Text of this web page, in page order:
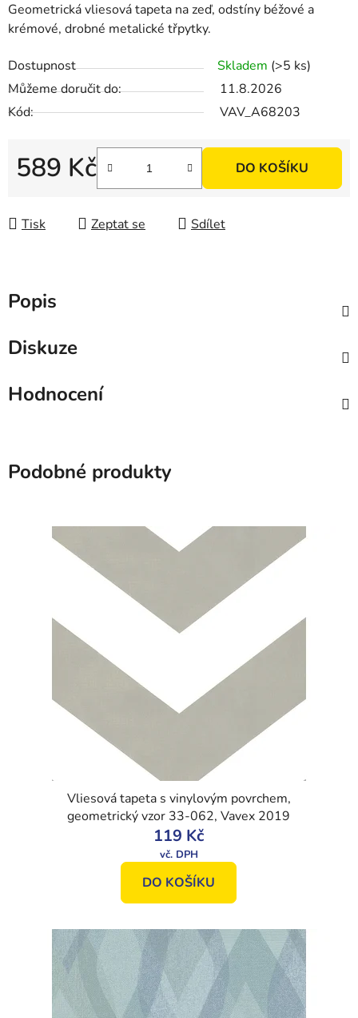
Geometrická vliesová tapeta na zeď, odstíny béžové a
krémové, drobné metalické třpytky.
Dostupnost Skladem (>5 ks)
Můžeme doručit do:
11.8.2026
Kód:
VAV_A68203
589 Kč DO KOŠÍKU
Tisk Zeptat se Sdílet
Popis
Diskuze
Hodnocení
Podobné produkty
Vliesová tapeta s vinylovým povrchem,
geometrický vzor 33-062, Vavex 2019
119 Kč
DO KOŠÍKU